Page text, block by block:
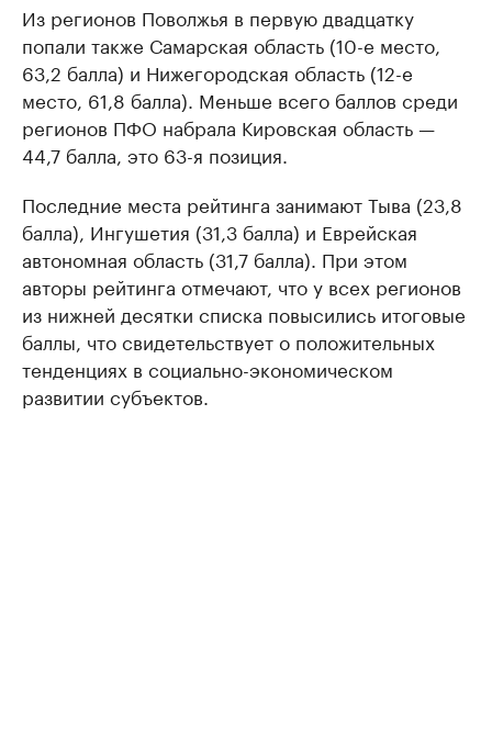
Из регионов Поволжья в первую двадцатку
попали также Самарская область (10-е место,
63,2 балла) и Нижегородская область (12-е
место, 61,8 балла). Меньше всего баллов среди
регионов ПФО набрала Кировская область —
44,7 балла, это 63-я позиция.
Последние места рейтинга занимают Тыва (23,8
балла), Ингушетия (31,3 балла) и Еврейская
автономная область (31,7 балла). При этом
авторы рейтинга отмечают, что у всех регионов
из нижней десятки списка повысились итоговые
баллы, что свидетельствует о положительных
тенденциях в социально-экономическом
развитии субъектов.